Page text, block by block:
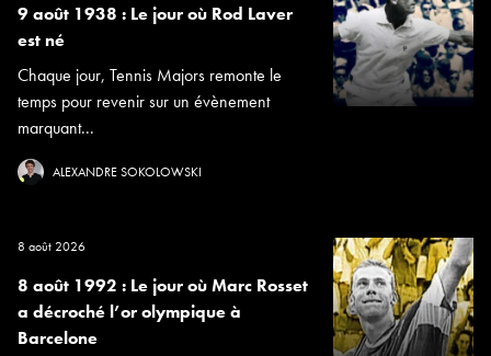
9 août 1938 : Le jour où Rod Laver
est né
Chaque jour, Tennis Majors remonte le
temps pour revenir sur un évènement
marquant...
ALEXANDRE SOKOLOWSKI
8 août 2026
8 août 1992 : Le jour où Marc Rosset
a décroché l’or olympique à
Barcelone